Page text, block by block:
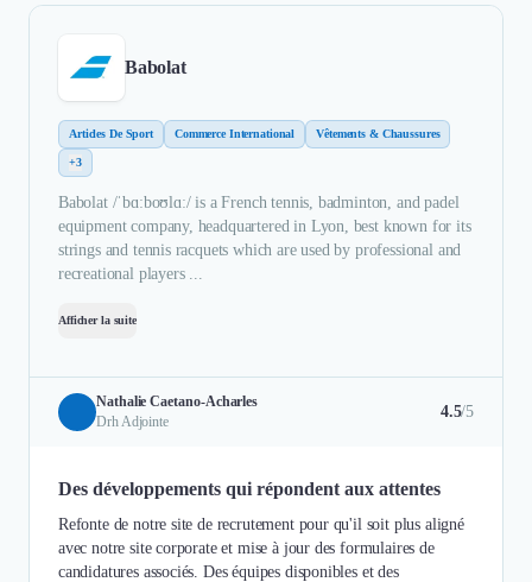
Babolat
Articles De Sport Commerce International Vêtements & Chaussures
+3
Babolat /ˈbɑːboʊlɑː/ is a French tennis, badminton, and padel
equipment company, headquartered in Lyon, best known for its
strings and tennis racquets which are used by professional and
recreational players ...
Afficher la suite
Nathalie Caetano-Acharles
Drh Adjointe
4.5/5
Des développements qui répondent aux attentes
Refonte de notre site de recrutement pour qu'il soit plus aligné
avec notre site corporate et mise à jour des formulaires de
candidatures associés. Des équipes disponibles et des